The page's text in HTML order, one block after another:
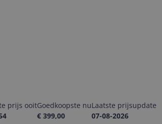
prijs ooitGoedkoopste nu
€ 399,00
Laatste prijsupdate
07-08-2026